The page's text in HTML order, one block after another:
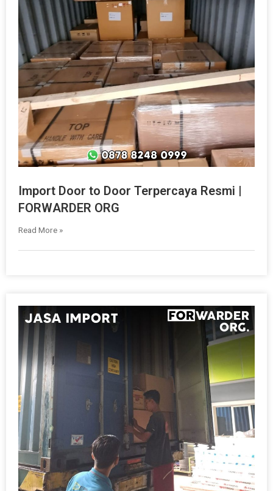
Import Door to Door Terpercaya Resmi |
FORWARDER ORG
Read More »